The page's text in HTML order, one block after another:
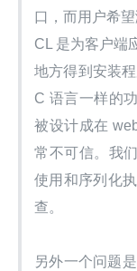
口，而用户希
CL 是为客户端
地方得到安装
C 语言一样的
被设计成在
常不可信。我
使用和序列化
查。
另外一个问题